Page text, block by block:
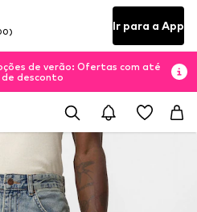
Ir para a App
de verão: Ofertas com até
desconto